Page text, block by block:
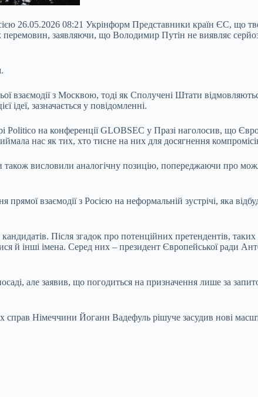
26.05.2026 08:21 Укрінформ Представники країн ЄС, що
заявляючи, що Володимир Путін не виявляє
взаємодії з Москвою, тоді як Сполучені Штати
ідеї, зазначається у повідомленні.
Politico на конференції GLOBSEC у Празі наголосив, що
нас як тих, хто тисне на них для досягнення
висловили аналогічну позицію, попереджаючи про
взаємодії з Росією на неформальній зустрічі, яка
Після згадок про потенційних претендентів,
й інші імена. Серед них – президент Європейської ради
але заявив, що погодиться на призначення лише за
Німеччини Йоганн Вадефуль рішуче засудив нові